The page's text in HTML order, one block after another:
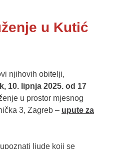
u Kutić
njihovih obitelji,
10. lipnja 2025. od 17
u prostor mjesnog
3, Zagreb – upute za
ljude koji se